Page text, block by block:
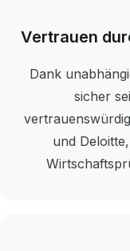
Vertrauen
Dank
sicher
und